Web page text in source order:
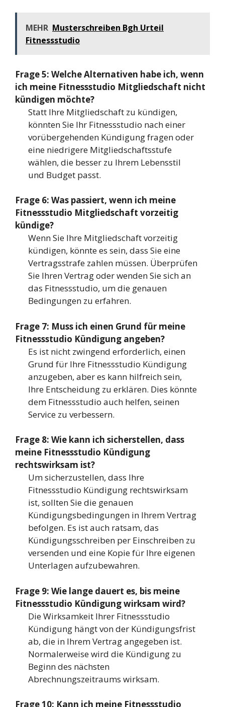
MEHR Musterschreiben Bgh Urteil
Fitnessstudio
Frage 5: Welche Alternativen habe ich, wenn
ich meine Fitnessstudio Mitgliedschaft nicht
kündigen möchte?
Statt Ihre Mitgliedschaft zu kündigen,
könnten Sie Ihr Fitnessstudio nach einer
vorübergehenden Kündigung fragen oder
eine niedrigere Mitgliedschaftsstufe
wählen, die besser zu Ihrem Lebensstil
und Budget passt.
Frage 6: Was passiert, wenn ich meine
Fitnessstudio Mitgliedschaft vorzeitig
kündige?
Wenn Sie Ihre Mitgliedschaft vorzeitig
kündigen, könnte es sein, dass Sie eine
Vertragsstrafe zahlen müssen. Überprüfen
Sie Ihren Vertrag oder wenden Sie sich an
das Fitnessstudio, um die genauen
Bedingungen zu erfahren.
Frage 7: Muss ich einen Grund für meine
Fitnessstudio Kündigung angeben?
Es ist nicht zwingend erforderlich, einen
Grund für Ihre Fitnessstudio Kündigung
anzugeben, aber es kann hilfreich sein,
Ihre Entscheidung zu erklären. Dies könnte
dem Fitnessstudio auch helfen, seinen
Service zu verbessern.
Frage 8: Wie kann ich sicherstellen, dass
meine Fitnessstudio Kündigung
rechtswirksam ist?
Um sicherzustellen, dass Ihre
Fitnessstudio Kündigung rechtswirksam
ist, sollten Sie die genauen
Kündigungsbedingungen in Ihrem Vertrag
befolgen. Es ist auch ratsam, das
Kündigungsschreiben per Einschreiben zu
versenden und eine Kopie für Ihre eigenen
Unterlagen aufzubewahren.
Frage 9: Wie lange dauert es, bis meine
Fitnessstudio Kündigung wirksam wird?
Die Wirksamkeit Ihrer Fitnessstudio
Kündigung hängt von der Kündigungsfrist
ab, die in Ihrem Vertrag angegeben ist.
Normalerweise wird die Kündigung zu
Beginn des nächsten
Abrechnungszeitraums wirksam.
Frage 10: Kann ich meine Fitnessstudio